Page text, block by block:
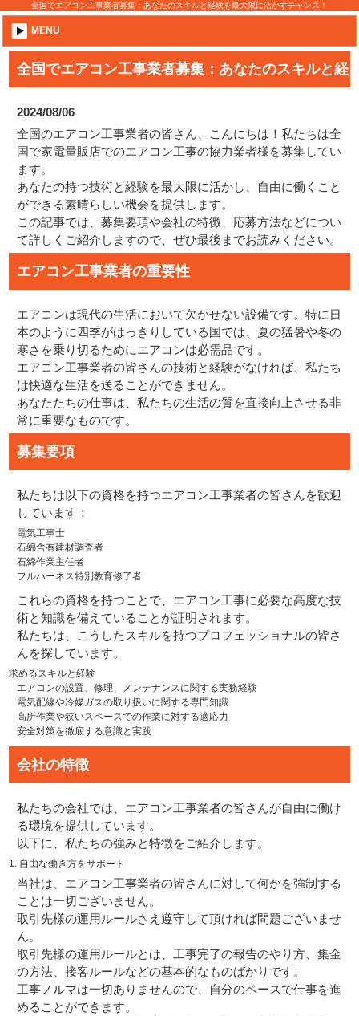
全国でエアコン工事業者募集：あなたのスキルと経験を最大限に活かすチャンス！
MENU
全国でエアコン工事業者募集：あなたのスキルと経
験を最大限に活かすチャンス！
2024/08/06
全国のエアコン工事業者の皆さん、こんにちは！私たちは全
国で家電量販店でのエアコン工事の協力業者様を募集してい
ます。
あなたの持つ技術と経験を最大限に活かし、自由に働くこと
ができる素晴らしい機会を提供します。
この記事では、募集要項や会社の特徴、応募方法などについ
て詳しくご紹介しますので、ぜひ最後までお読みください。
エアコン工事業者の重要性
エアコンは現代の生活において欠かせない設備です。特に日
本のように四季がはっきりしている国では、夏の猛暑や冬の
寒さを乗り切るためにエアコンは必需品です。
エアコン工事業者の皆さんの技術と経験がなければ、私たち
は快適な生活を送ることができません。
あなたたちの仕事は、私たちの生活の質を直接向上させる非
常に重要なものです。
募集要項
私たちは以下の資格を持つエアコン工事業者の皆さんを歓迎
しています：
電気工事士
石綿含有建材調査者
石綿作業主任者
フルハーネス特別教育修了者
これらの資格を持つことで、エアコン工事に必要な高度な技
術と知識を備えていることが証明されます。
私たちは、こうしたスキルを持つプロフェッショナルの皆さ
んを探しています。
求めるスキルと経験
エアコンの設置、修理、メンテナンスに関する実務経験
電気配線や冷媒ガスの取り扱いに関する専門知識
高所作業や狭いスペースでの作業に対する適応力
安全対策を徹底する意識と実践
会社の特徴
私たちの会社では、エアコン工事業者の皆さんが自由に働け
る環境を提供しています。
以下に、私たちの強みと特徴をご紹介します。
1. 自由な働き方をサポート
当社は、エアコン工事業者の皆さんに対して何かを強制する
ことは一切ございません。
取引先様の運用ルールさえ遵守して頂ければ問題ございませ
ん。
取引先様の運用ルールとは、工事完了の報告のやり方、集金
の方法、接客ルールなどの基本的なものばかりです。
工事ノルマは一切ありませんので、自分のペースで仕事を進
めることができます。